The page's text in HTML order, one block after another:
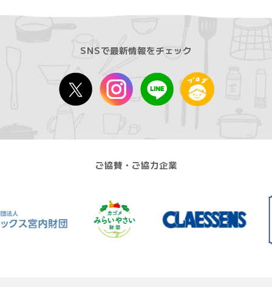
SNSで最新情報をチェック
ご協賛・ご協力企業